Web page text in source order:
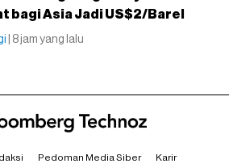
bagi Asia Jadi US$2/Barel
| 8 jam yang lalu
Pedoman Media Siber Karir